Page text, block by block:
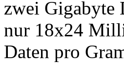
zwei Gigabyte
nur 18x24
Daten pro